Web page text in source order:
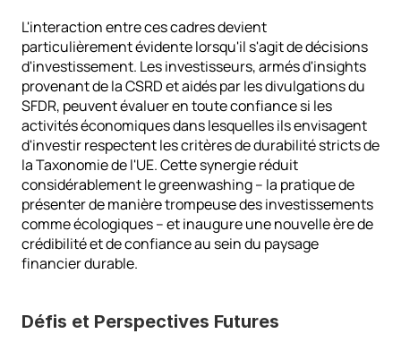
L'interaction entre ces cadres devient
particulièrement évidente lorsqu'il s'agit de décisions
d'investissement. Les investisseurs, armés d'insights
provenant de la CSRD et aidés par les divulgations du
SFDR, peuvent évaluer en toute confiance si les
activités économiques dans lesquelles ils envisagent
d'investir respectent les critères de durabilité stricts de
la Taxonomie de l'UE. Cette synergie réduit
considérablement le greenwashing – la pratique de
présenter de manière trompeuse des investissements
comme écologiques – et inaugure une nouvelle ère de
crédibilité et de confiance au sein du paysage
financier durable.
Défis et Perspectives Futures